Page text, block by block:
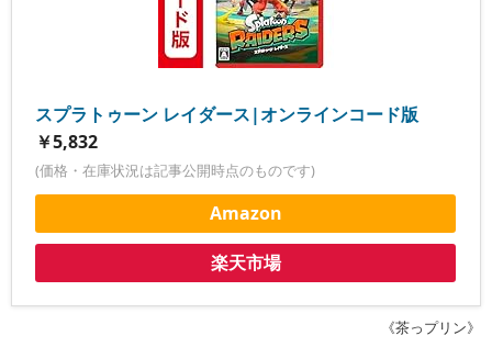
スプラトゥーン レイダース|オンラインコード版
￥5,832
(価格・在庫状況は記事公開時点のものです)
Amazon
楽天市場
《茶っプリン》